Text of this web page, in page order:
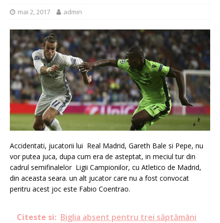
mai 2, 2017 admin
Accidentati, jucatorii lui Real Madrid, Gareth Bale si Pepe, nu
vor putea juca, dupa cum era de asteptat, in meciul tur din
cadrul semifinalelor Ligii Campionilor, cu Atletico de Madrid,
din aceasta seara. un alt jucator care nu a fost convocat
pentru acest joc este Fabio Coentrao.
Citeste si: Biglia absent pentru trei săptămâni